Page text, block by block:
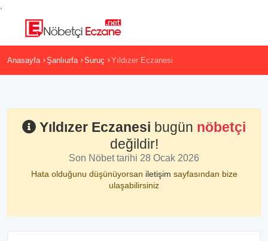
Anasayfa Şanlıurfa Suruç Yıldızer Eczanesi
Yıldızer Eczanesi bugün nöbetçi
değildir!
Son Nöbet tarihi 28 Ocak 2026
Hata olduğunu düşünüyorsan iletişim sayfasından bize
ulaşabilirsiniz